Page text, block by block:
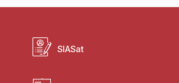
SIASat